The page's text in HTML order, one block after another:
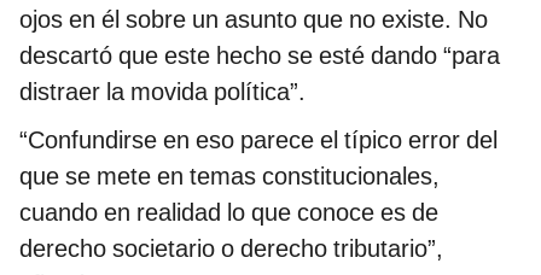
ojos en él sobre un asunto que no existe. No
descartó que este hecho se esté dando “para
distraer la movida política”.
“Confundirse en eso parece el típico error del
que se mete en temas constitucionales,
cuando en realidad lo que conoce es de
derecho societario o derecho tributario”,